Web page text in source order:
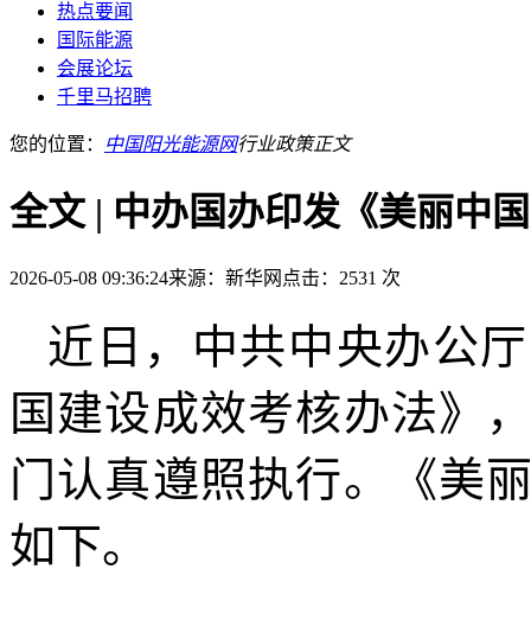
热点要闻
国际能源
会展论坛
千里马招聘
您的位置： 中国阳光能源网行业政策正文
全文 | 中办国办印发《美丽中
2026-05-08 09:36:24来源：新华网 点击：2531 次
近日，中共中央办公
国 建设成效考核办法》
门认真遵照执行。《美
如下。